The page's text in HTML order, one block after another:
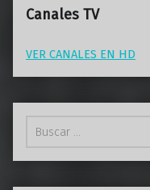
Canales TV
VER CANALES EN HD